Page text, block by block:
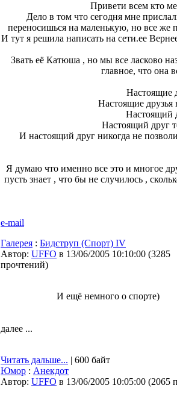
Привети всем кто
Дело в том что сегодня мне
переносишься на маленькую, но все же
И тут я решила написать на сети.ее
Звать её Катюша , но мы все ласково
главное, что она
Настоящие
Настоящие друзья
Настоящий
Настоящий друг
И настоящий друг никогда не
Я думаю что именно все это и многое
пусть знает , что бы не случилось ,
e-mail
Галерея : Бидструп (Спорт) IV
Автор: UFFO в 13/06/2005 10:10:00 (3285
прочтений)
И ещё немного о спорте)
далее ...
Читать дальше... | 600 байт
Юмор : Анекдот
Автор: UFFO в 13/06/2005 10:05:00 (2065